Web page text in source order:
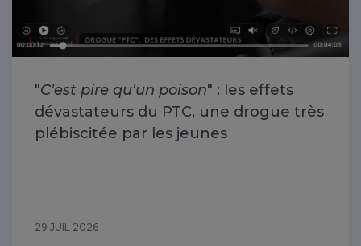
"C'est pire qu'un poison" : les effets
dévastateurs du PTC, une drogue très
plébiscitée par les jeunes
29 JUIL 2026